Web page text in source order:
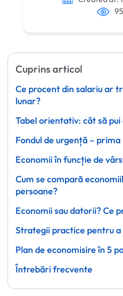
Cuprins articol
Ce procent din salariu ar
lunar?
Tabel orientativ: cât să
Fondul de urgență –
Economii în funcție de
Cum se compară
persoane?
Economii sau datorii? Ce
Strategii practice pentru
Plan de economisire în 5
Întrebări frecvente